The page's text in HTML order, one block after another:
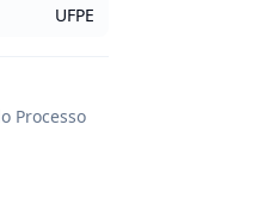
UFPE
Processo